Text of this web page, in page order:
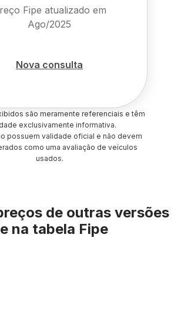
Fipe atualizado em
Ago/2025
Nova consulta
são meramente referenciais e têm
exclusivamente informativa.
possuem validade oficial e não devem
como uma avaliação de veículos
usados.
de outras versões
na tabela Fipe